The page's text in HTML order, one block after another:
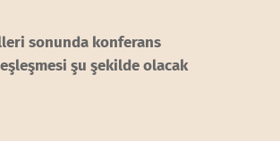
sonunda konferans
şu şekilde olacak